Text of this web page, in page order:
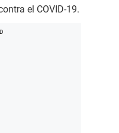
el COVID-19.